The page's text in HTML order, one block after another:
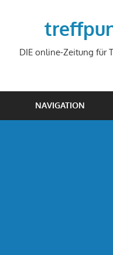
DIE online-Zeitung für
NAVIGATION